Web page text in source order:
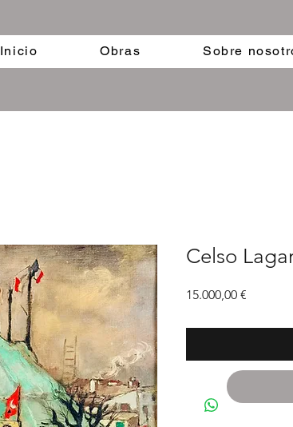
Inicio Obras Sobre
Celso
15.000,00 €